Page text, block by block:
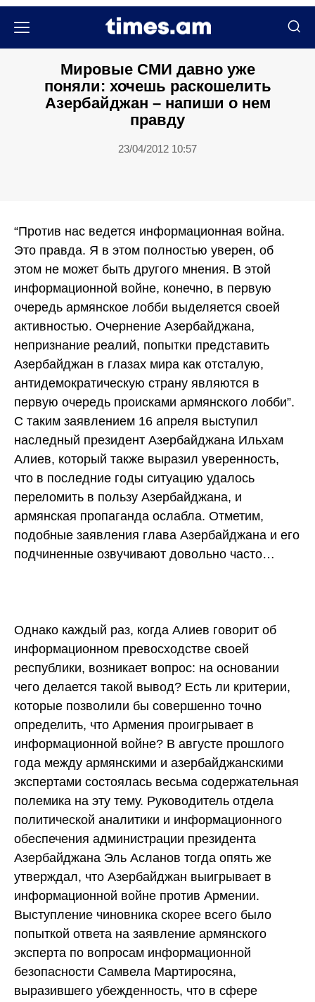
Мировые СМИ давно уже
поняли: хочешь раскошелить
Азербайджан – напиши о нем
правду
23/04/2012 10:57
“Против нас ведется информационная война.
Это правда. Я в этом полностью уверен, об
этом не может быть другого мнения. В этой
информационной войне, конечно, в первую
очередь армянское лобби выделяется своей
активностью. Очернение Азербайджана,
непризнание реалий, попытки представить
Азербайджан в глазах мира как отсталую,
антидемократическую страну являются в
первую очередь происками армянского лобби”.
С таким заявлением 16 апреля выступил
наследный президент Азербайджана Ильхам
Алиев, который также выразил уверенность,
что в последние годы ситуацию удалось
переломить в пользу Азербайджана, и
армянская пропаганда ослабла. Отметим,
подобные заявления глава Азербайджана и его
подчиненные озвучивают довольно часто…
Однако каждый раз, когда Алиев говорит об
информационном превосходстве своей
республики, возникает вопрос: на основании
чего делается такой вывод? Есть ли критерии,
которые позволили бы совершенно точно
определить, что Армения проигрывает в
информационной войне? В августе прошлого
года между армянскими и азербайджанскими
экспертами состоялась весьма содержательная
полемика на эту тему. Руководитель отдела
политической аналитики и информационного
обеспечения администрации президента
Азербайджана Эль Асланов тогда опять же
утверждал, что Азербайджан выигрывает в
информационной войне против Армении.
Выступление чиновника скорее всего было
попыткой ответа на заявление армянского
эксперта по вопросам информационной
безопасности Самвела Мартиросяна,
выразившего убежденность, что в сфере